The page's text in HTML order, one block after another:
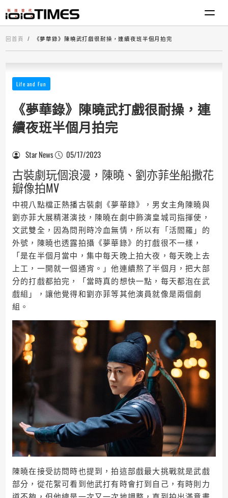
回首頁 《夢華錄》陳曉武打戲很耐操，連續夜班半個月拍完
Life and Fun
《夢華錄》陳曉武打戲很耐操，連
續夜班半個月拍完
Star News 05/17/2023
古裝劇玩個浪漫，陳曉、劉亦菲坐船撒花
瓣像拍MV
中視八點檔正熱播古裝劇《夢華錄》，男女主角陳曉與
劉亦菲大展精湛演技，陳曉在劇中飾演皇城司指揮使，
文武雙全，因為問刑時冷血無情，所以有「活閻羅」的
外號，陳曉也透露拍攝《夢華錄》的打戲很不一樣，
「是在半個月當中，集中每天晚上拍大夜，每天晚上去
上工，一開就一個通宵。」他連續熬了半個月，把大部
分的打戲都拍完，「當時真的想快一點，每天都泡在武
戲組」，讓他覺得和劉亦菲等其他演員就像是兩個劇
組。
陳曉在接受訪問時也提到，拍這部戲最大挑戰就是武戲
部分，從花絮可看到他武打有時會打到自己，有時則力